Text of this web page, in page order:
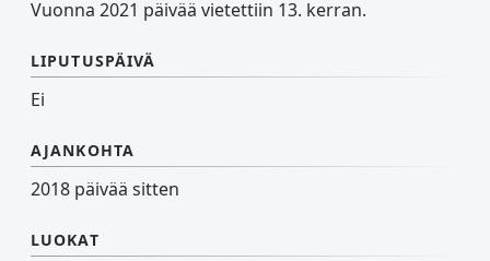
Vuonna 2021 päivää vietettiin 13. kerran.
LIPUTUSPÄIVÄ
Ei
AJANKOHTA
2018 päivää sitten
LUOKAT